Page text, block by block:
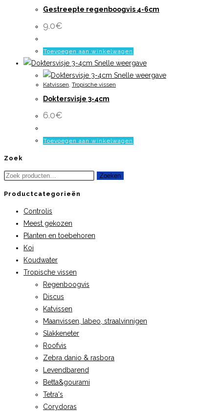
Gestreepte regenboogvis 4-6cm
9.0€
Toevoegen aan winkelwagen
Snelle weergave
Snelle weergave
Katvissen Tropische vissen
Doktersvisje 3-4cm
6.0€
Toevoegen aan winkelwagen
Zoek
Zoeken
Zoeken
Productcategorieën
Controlis
Meest gekozen
Planten en toebehoren
Koi
Koudwater
Tropische vissen
Regenboogvis
Discus
Katvissen
Maanvissen, labeo, straalvinnigen
Slakkeneter
Roofvis
Zebra danio & rasbora
Levendbarend
Betta&gourami
Tetra's
Corydoras